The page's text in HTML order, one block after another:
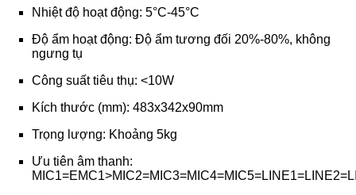
Nhiệt độ hoạt động: 5°C-45°C
Độ ẩm hoạt động: Độ ẩm tương đối 20%-80%, không
ngưng tụ
Công suất tiêu thụ: <10W
Kích thước (mm): 483x342x90mm
Trọng lượng: Khoảng 5kg
Ưu tiên âm thanh: